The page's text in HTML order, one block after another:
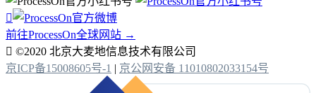

前往ProcessOn全球网站 →
 ©2020 北京大麦地信息技术有限公司
京ICP备15008605号-1 | 京公网安备 11010802033154号